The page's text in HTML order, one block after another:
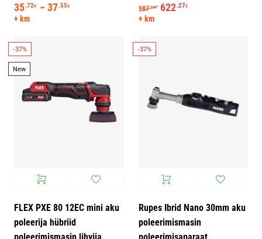
35.72€ – 37.55€ Hinnavahemik: 35.72€ kuni 37.55€
+ km
987.74€ Algne hind oli: 987.74€.
622.27€
+ km
-37%
New
FLEX PXE 80 12EC mini aku
poleerija hübriid
-37%
Rupes Ibrid Nano 30mm aku
poleerimismasin